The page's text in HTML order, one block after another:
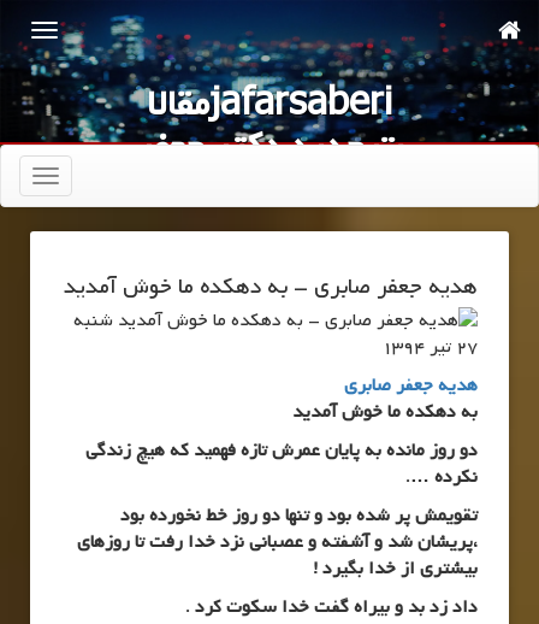
jafarsaberiمقالا
ت جدید دکتر جعفر
ناوبری
هدیه جعفر صابری – به دهکده ما خوش آمدید
شنبه
27 تیر 1394
هدیه جعفر صابری
به دهکده ما خوشآمدید
دو روز مانده به پایان عمرش تازه فهمید که هیچ زندگی
نکرده ….
تقویمش پر شده بود و تنها دو روز خط نخورده بود
،پریشان شد و آشفته و عصبانی نزد خدا رفت تا روزهای
بیشتری از خدا بگیرد!
داد زد بد و بیراه گفت خدا سکوت کرد .